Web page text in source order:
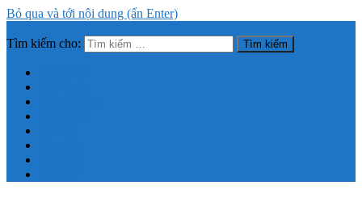
Bỏ qua và tới nội dung (ấn Enter)
Trang thông tin tổng hợp về sức khỏe, làm đẹp
Tìm kiếm cho: